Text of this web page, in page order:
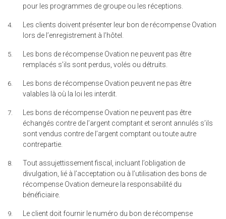
pour les programmes de groupe ou les réceptions.
Les clients doivent présenter leur bon de récompense Ovation
lors de l’enregistrement à l’hôtel.
Les bons de récompense Ovation ne peuvent pas être
remplacés s’ils sont perdus, volés ou détruits.
Les bons de récompense Ovation peuvent ne pas être
valables là où la loi les interdit.
Les bons de récompense Ovation ne peuvent pas être
échangés contre de l’argent comptant et seront annulés s’ils
sont vendus contre de l’argent comptant ou toute autre
contrepartie.
Tout assujettissement fiscal, incluant l’obligation de
divulgation, lié à l’acceptation ou à l’utilisation des bons de
récompense Ovation demeure la responsabilité du
bénéficiaire.
Le client doit fournir le numéro du bon de récompense